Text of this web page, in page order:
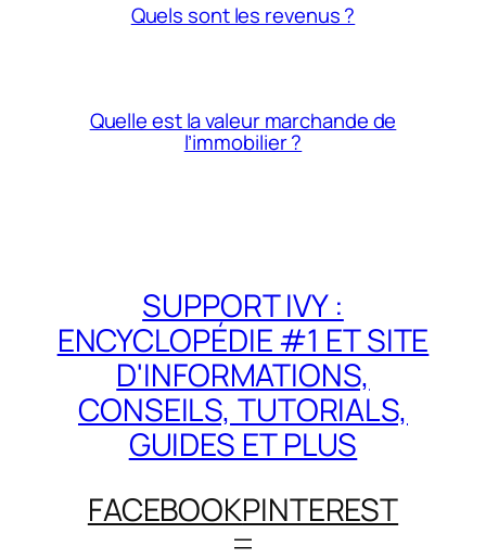
Quels sont les revenus ?
Quelle est la valeur marchande de
l’immobilier ?
SUPPORT IVY :
ENCYCLOPÉDIE #1 ET SITE
D'INFORMATIONS,
CONSEILS, TUTORIALS,
GUIDES ET PLUS
FACEBOOKPINTEREST